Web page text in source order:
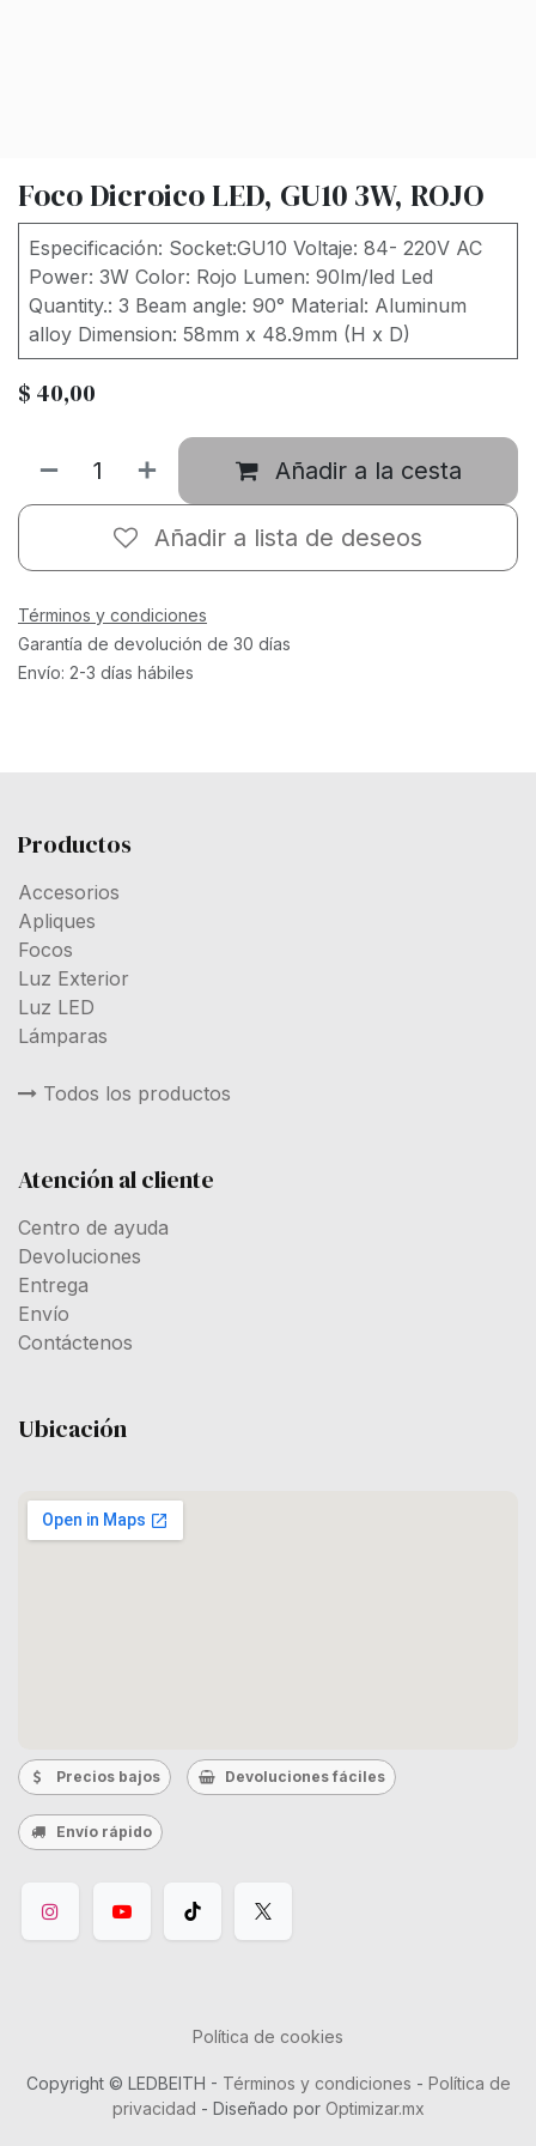
Foco Dicroico LED, GU10 3W, ROJO
Especificación: Socket:GU10 Voltaje: 84- 220V AC
Power: 3W Color: Rojo Lumen: 90lm/led Led
Quantity.: 3 Beam angle: 90° Material: Aluminum
alloy Dimension: 58mm x 48.9mm (H x D)
$ 40,00
Añadir a la cesta
Añadir a lista de deseos
Términos y condiciones
Garantía de devolución de 30 días
Envío: 2-3 días hábiles
Productos
Accesorios
Apliques
Focos
Luz Exterior
Luz LED
Lámparas
Todos los productos
Atención al cliente
Centro de ayuda
Devoluciones
Entrega
Envío
Contáctenos
Ubicación
Precios bajos Devoluciones fáciles
Envío rápido
Política de cookies
Copyright © LEDBEITH - Términos y condiciones - Política de
privacidad - Diseñado por Optimizar.mx